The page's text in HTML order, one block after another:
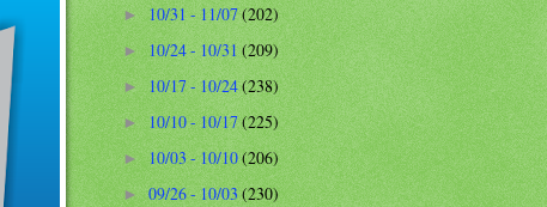
►10/31 - 11/07(202)
►10/24 - 10/31(209)
►10/17 - 10/24(238)
►10/10 - 10/17(225)
►10/03 - 10/10(206)
►09/26 - 10/03(230)